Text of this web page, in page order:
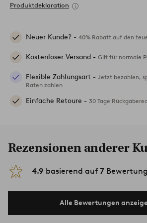
Produktdeklaration
Neuer Kunde? - 40% Rabatt auf den
Kostenloser Versand - Gilt für normale
Flexible Zahlungsart - Jetzt bezahlen,
Raten zahlen
Einfache Retoure - 30 Tage
Rezensionen anderer
4.9 basierend auf 7
Alle Bewertungen